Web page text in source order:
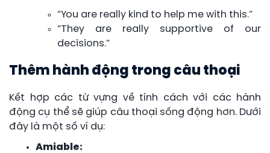
“You are really kind to help me with this.”
“They are really supportive of our
decisions.”
Thêm hành động trong câu thoại
Kết hợp các từ vựng về tính cách với các hành
động cụ thể sẽ giúp câu thoại sống động hơn. Dưới
đây là một số ví dụ:
Amiable: